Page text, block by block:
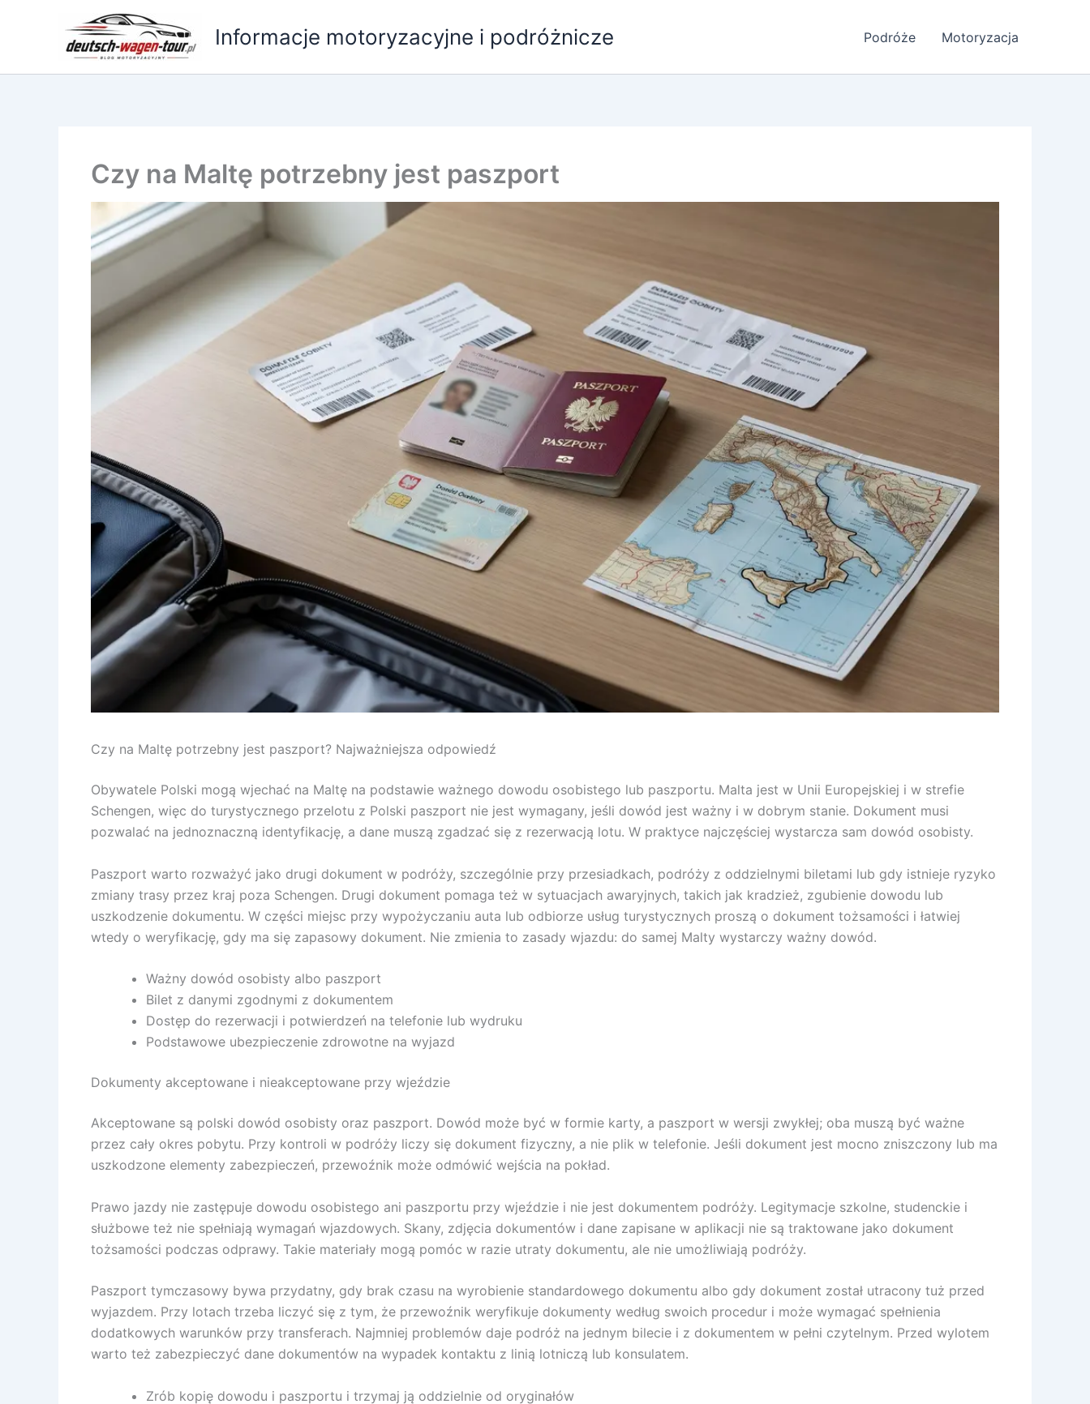
Informacje motoryzacyjne i podróżnicze Podróże Motoryzacja
Czy na Maltę potrzebny jest paszport
Czy na Maltę potrzebny jest paszport? Najważniejsza odpowiedź
Obywatele Polski mogą wjechać na Maltę na podstawie ważnego dowodu osobistego lub paszportu. Malta jest w Unii Europejskiej i w strefie
Schengen, więc do turystycznego przelotu z Polski paszport nie jest wymagany, jeśli dowód jest ważny i w dobrym stanie. Dokument musi
pozwalać na jednoznaczną identyfikację, a dane muszą zgadzać się z rezerwacją lotu. W praktyce najczęściej wystarcza sam dowód osobisty.
Paszport warto rozważyć jako drugi dokument w podróży, szczególnie przy przesiadkach, podróży z oddzielnymi biletami lub gdy istnieje ryzyko
zmiany trasy przez kraj poza Schengen. Drugi dokument pomaga też w sytuacjach awaryjnych, takich jak kradzież, zgubienie dowodu lub
uszkodzenie dokumentu. W części miejsc przy wypożyczaniu auta lub odbiorze usług turystycznych proszą o dokument tożsamości i łatwiej
wtedy o weryfikację, gdy ma się zapasowy dokument. Nie zmienia to zasady wjazdu: do samej Malty wystarczy ważny dowód.
Ważny dowód osobisty albo paszport
Bilet z danymi zgodnymi z dokumentem
Dostęp do rezerwacji i potwierdzeń na telefonie lub wydruku
Podstawowe ubezpieczenie zdrowotne na wyjazd
Dokumenty akceptowane i nieakceptowane przy wjeździe
Akceptowane są polski dowód osobisty oraz paszport. Dowód może być w formie karty, a paszport w wersji zwykłej; oba muszą być ważne
przez cały okres pobytu. Przy kontroli w podróży liczy się dokument fizyczny, a nie plik w telefonie. Jeśli dokument jest mocno zniszczony lub ma
uszkodzone elementy zabezpieczeń, przewoźnik może odmówić wejścia na pokład.
Prawo jazdy nie zastępuje dowodu osobistego ani paszportu przy wjeździe i nie jest dokumentem podróży. Legitymacje szkolne, studenckie i
służbowe też nie spełniają wymagań wjazdowych. Skany, zdjęcia dokumentów i dane zapisane w aplikacji nie są traktowane jako dokument
tożsamości podczas odprawy. Takie materiały mogą pomóc w razie utraty dokumentu, ale nie umożliwiają podróży.
Paszport tymczasowy bywa przydatny, gdy brak czasu na wyrobienie standardowego dokumentu albo gdy dokument został utracony tuż przed
wyjazdem. Przy lotach trzeba liczyć się z tym, że przewoźnik weryfikuje dokumenty według swoich procedur i może wymagać spełnienia
dodatkowych warunków przy transferach. Najmniej problemów daje podróż na jednym bilecie i z dokumentem w pełni czytelnym. Przed wylotem
warto też zabezpieczyć dane dokumentów na wypadek kontaktu z linią lotniczą lub konsulatem.
Zrób kopię dowodu i paszportu i trzymaj ją oddzielnie od oryginałów